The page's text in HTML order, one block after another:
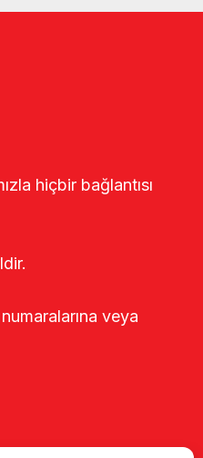
hiçbir bağlantısı
veya